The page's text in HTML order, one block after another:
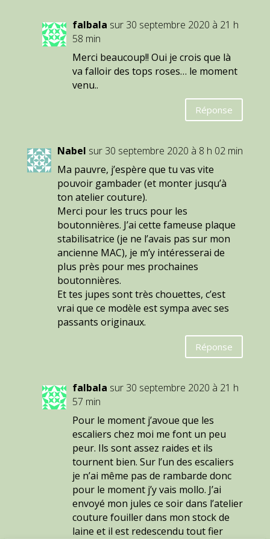
falbala sur 30 septembre 2020 à 21 h
58 min
Merci beaucoup!! Oui je crois que là
va falloir des tops roses… le moment
venu..
Réponse
Nabel sur 30 septembre 2020 à 8 h 02 min
Ma pauvre, j’espère que tu vas vite
pouvoir gambader (et monter jusqu’à
ton atelier couture).
Merci pour les trucs pour les
boutonnières. J’ai cette fameuse plaque
stabilisatrice (je ne l’avais pas sur mon
ancienne MAC), je m’y intéresserai de
plus près pour mes prochaines
boutonnières.
Et tes jupes sont très chouettes, c’est
vrai que ce modèle est sympa avec ses
passants originaux.
Réponse
falbala sur 30 septembre 2020 à 21 h
57 min
Pour le moment j’avoue que les
escaliers chez moi me font un peu
peur. Ils sont assez raides et ils
tournent bien. Sur l’un des escaliers
je n’ai même pas de rambarde donc
pour le moment j’y vais mollo. J’ai
envoyé mon jules ce soir dans l’atelier
couture fouiller dans mon stock de
laine et il est redescendu tout fier